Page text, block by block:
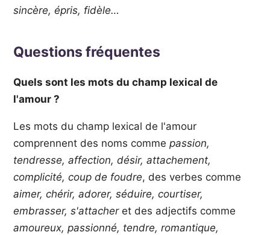
sincère, épris, fidèle…
Questions fréquentes
Quels sont les mots du champ lexical de
l'amour ?
Les mots du champ lexical de l'amour
comprennent des noms comme passion,
tendresse, affection, désir, attachement,
complicité, coup de foudre, des verbes comme
aimer, chérir, adorer, séduire, courtiser,
embrasser, s'attacheret des adjectifs comme
amoureux, passionné, tendre, romantique,